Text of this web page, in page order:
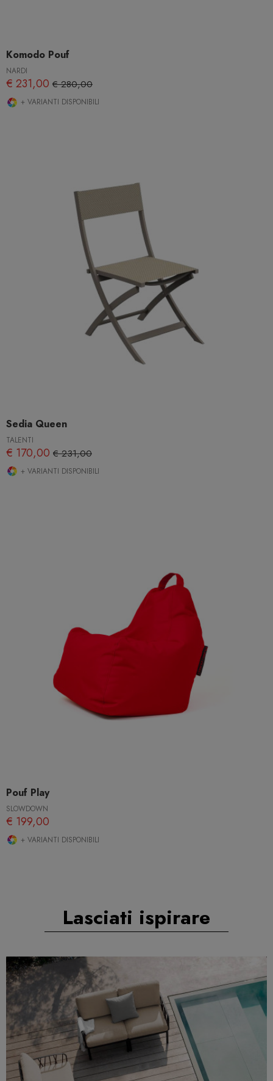
Komodo Pouf
NARDI
€ 231,00 € 280,00
+ VARIANTI DISPONIBILI
Sedia Queen
TALENTI
€ 170,00 € 231,00
+ VARIANTI DISPONIBILI
Pouf Play
SLOWDOWN
€ 199,00
+ VARIANTI DISPONIBILI
Lasciati ispirare